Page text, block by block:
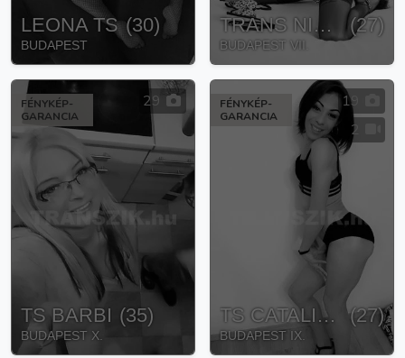
LEONA TS (30)
BUDAPEST
TRANS NICOL (27)
BUDAPEST VII.
FÉNYKÉP-
GARANCIA
29
TS BARBI (35)
BUDAPEST X.
FÉNYKÉP-
GARANCIA
19
2
TS CATALINA (27)
BUDAPEST IX.